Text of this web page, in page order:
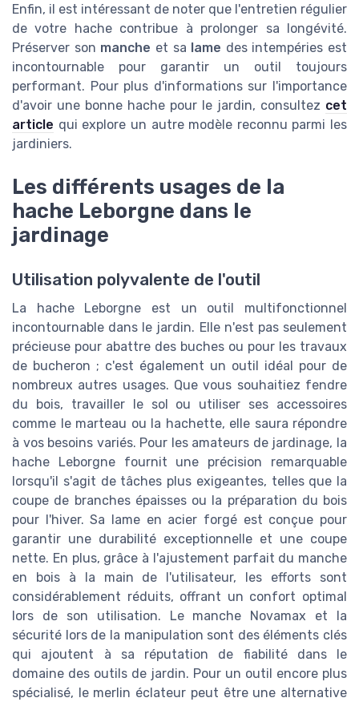
Enfin, il est intéressant de noter que l'entretien régulier
de votre hache contribue à prolonger sa longévité.
Préserver son manche et sa lame des intempéries est
incontournable pour garantir un outil toujours
performant. Pour plus d'informations sur l'importance
d'avoir une bonne hache pour le jardin, consultez cet
article qui explore un autre modèle reconnu parmi les
jardiniers.
Les différents usages de la
hache Leborgne dans le
jardinage
Utilisation polyvalente de l'outil
La hache Leborgne est un outil multifonctionnel
incontournable dans le jardin. Elle n'est pas seulement
précieuse pour abattre des buches ou pour les travaux
de bucheron ; c'est également un outil idéal pour de
nombreux autres usages. Que vous souhaitiez fendre
du bois, travailler le sol ou utiliser ses accessoires
comme le marteau ou la hachette, elle saura répondre
à vos besoins variés. Pour les amateurs de jardinage, la
hache Leborgne fournit une précision remarquable
lorsqu'il s'agit de tâches plus exigeantes, telles que la
coupe de branches épaisses ou la préparation du bois
pour l'hiver. Sa lame en acier forgé est conçue pour
garantir une durabilité exceptionnelle et une coupe
nette. En plus, grâce à l'ajustement parfait du manche
en bois à la main de l'utilisateur, les efforts sont
considérablement réduits, offrant un confort optimal
lors de son utilisation. Le manche Novamax et la
sécurité lors de la manipulation sont des éléments clés
qui ajoutent à sa réputation de fiabilité dans le
domaine des outils de jardin. Pour un outil encore plus
spécialisé, le merlin éclateur peut être une alternative